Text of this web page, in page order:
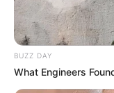
outras dicas que
Pesquise
BUZZ DAY
What Engineers